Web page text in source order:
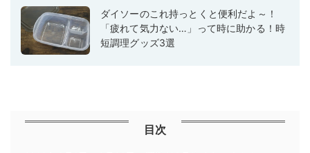
ダイソーのこれ持っとくと便利だよ～！
「疲れて気力ない…」って時に助かる！時
短調理グッズ3選
目次